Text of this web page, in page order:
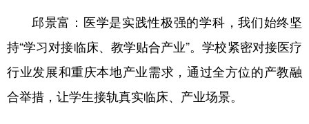
邱景富：医学是实践性极强的学科，我们始终坚
持“学习对接临床、教学贴合产业”。学校紧密对接医疗
行业发展和重庆本地产业需求，通过全方位的产教融
合举措，让学生接轨真实临床、产业场景。